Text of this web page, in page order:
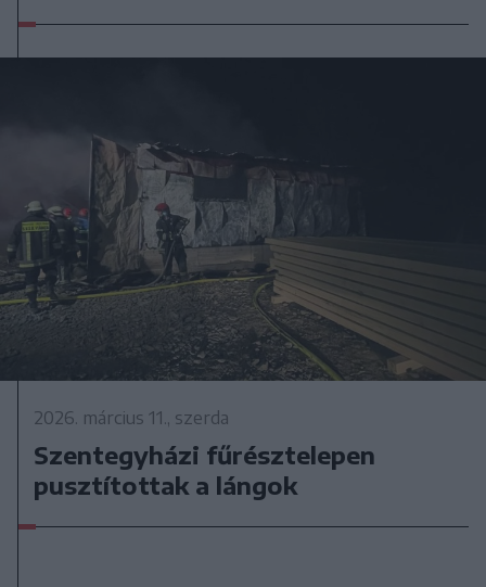
2026. március 11., szerda
Szentegyházi fűrésztelepen
pusztítottak a lángok